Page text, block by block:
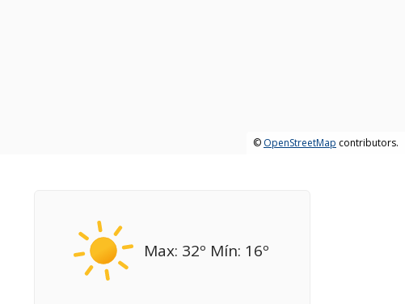
© OpenStreetMap contributors.
Max: 32º Mín: 16º